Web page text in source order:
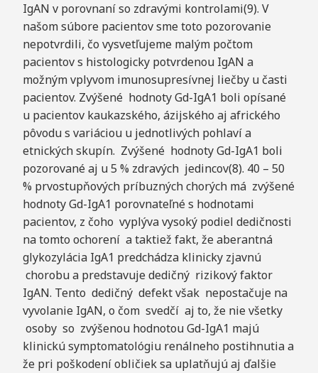
IgAN v porovnaní so zdravými kontrolami(9). V
našom súbore pacientov sme toto pozorovanie
nepotvrdili, čo vysvetľujeme malým počtom
pacientov s histologicky potvrdenou IgAN a
možným vplyvom imunosupresívnej liečby u časti
pacientov. Zvýšené hodnoty Gd-IgA1 boli opísané
u pacientov kaukazského, ázijského aj afrického
pôvodu s variáciou u jednotlivých pohlaví a
etnických skupín. Zvýšené hodnoty Gd-IgA1 boli
pozorované aj u 5 % zdravých jedincov(8). 40 – 50
% prvostupňových príbuzných chorých má zvýšené
hodnoty Gd-IgA1 porovnateľné s hodnotami
pacientov, z čoho vyplýva vysoký podiel dedičnosti
na tomto ochorení a taktiež fakt, že aberantná
glykozylácia IgA1 predchádza klinicky zjavnú
chorobu a predstavuje dedičný rizikový faktor
IgAN. Tento dedičný defekt však nepostačuje na
vyvolanie IgAN, o čom svedčí aj to, že nie všetky
osoby so zvýšenou hodnotou Gd-IgA1 majú
klinickú symptomatológiu renálneho postihnutia a
že pri poškodení obličiek sa uplatňujú aj ďalšie